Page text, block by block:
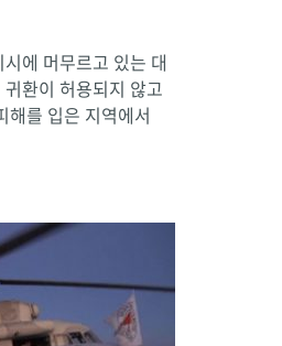
에 머무르고 있는 대
환이 허용되지 않고
해를 입은 지역에서